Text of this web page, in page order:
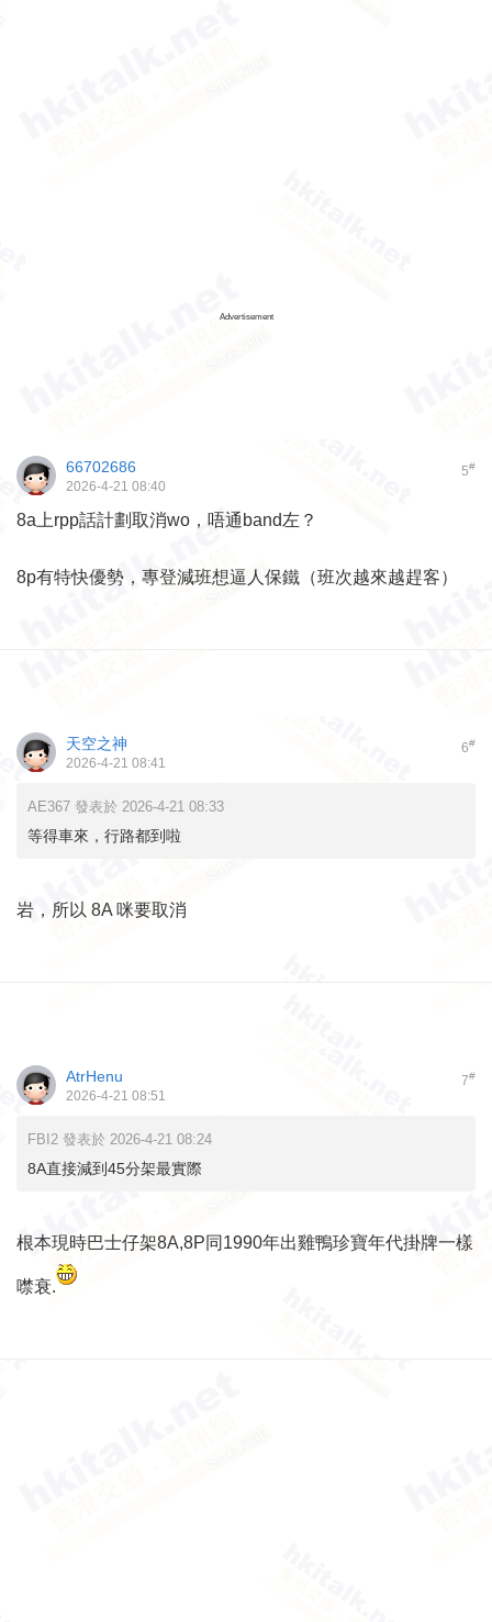
Advertisement
5#
66702686
2026-4-21 08:40
8a上rpp話計劃取消wo，唔通band左？
8p有特快優勢，專登減班想逼人保鐵（班次越來越趕客）
6#
天空之神
2026-4-21 08:41
AE367 發表於 2026-4-21 08:33
等得車來，行路都到啦
岩，所以 8A 咪要取消
7#
AtrHenu
2026-4-21 08:51
FBI2 發表於 2026-4-21 08:24
8A直接減到45分架最實際
根本現時巴士仔架8A,8P同1990年出雞鴨珍寶年代掛牌一樣
噤衰.